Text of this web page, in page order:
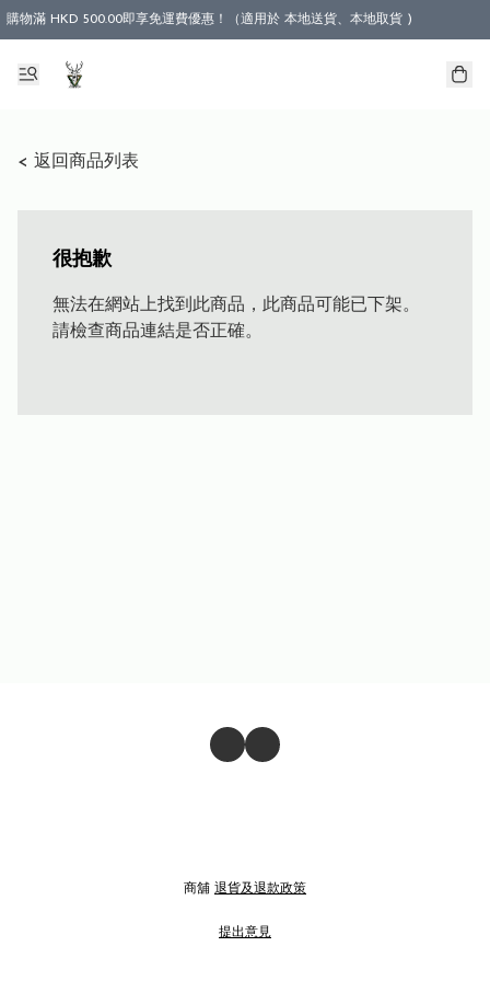
購物滿 HKD 500.00即享免運費優惠！（適用於 本地送貨、本地取貨 )
< 返回商品列表
很抱歉
無法在網站上找到此商品，此商品可能已下架。
請檢查商品連結是否正確。
商舖 退貨及退款政策
提出意見